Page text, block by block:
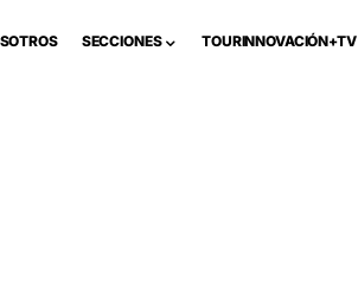
SECCIONES TOURINNOVACIÓN+TV